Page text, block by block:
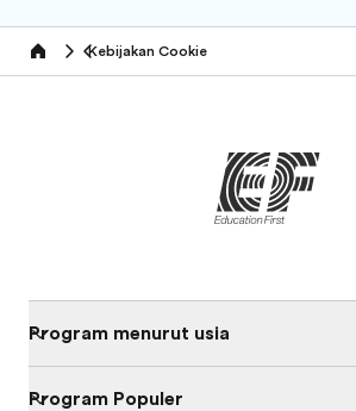
Home Kebijakan Cookie
Program menurut usia
Program Populer